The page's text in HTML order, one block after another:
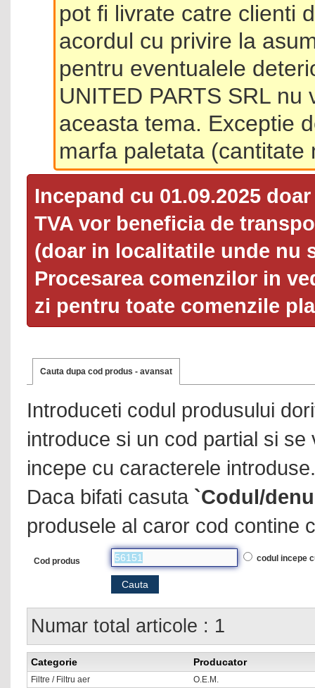
pot fi livrate catre clienti
acordul cu privire la
pentru eventualele
UNITED PARTS SRL
aceasta tema. Exceptie
marfa paletata (cantitate
Incepand cu 01.09.2025
TVA vor beneficia de
(doar in localitatile unde nu
Procesarea comenzilor in
zi pentru toate comenzile
Cauta dupa cod produs - avansat
Introduceti codul produsului
introduce si un cod partial si
incepe cu caracterele introduse.
Daca bifati casuta `Codul/
produsele al caror cod contine
Cod produs codul incepe
Numar total articole : 1
Categorie Producator
Filtre / Filtru aer O.E.M.